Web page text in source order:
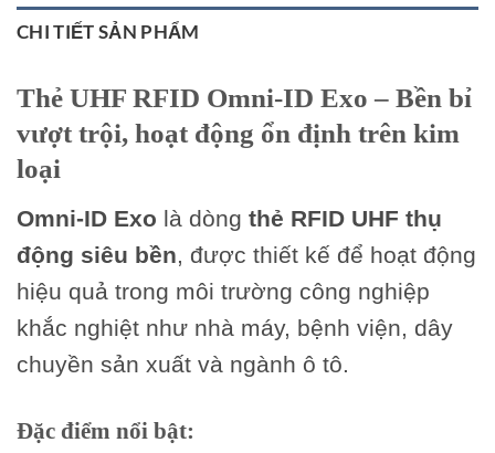
CHI TIẾT SẢN PHẨM
Thẻ UHF RFID Omni-ID Exo – Bền bỉ
vượt trội, hoạt động ổn định trên kim
loại
Omni-ID Exo là dòng thẻ RFID UHF thụ
động siêu bền, được thiết kế để hoạt động
hiệu quả trong môi trường công nghiệp
khắc nghiệt như nhà máy, bệnh viện, dây
chuyền sản xuất và ngành ô tô.
Đặc điểm nổi bật: